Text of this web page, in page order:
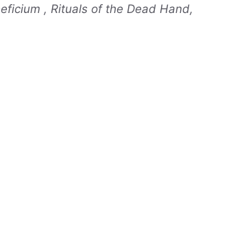
, Rituals of the Dead Hand,